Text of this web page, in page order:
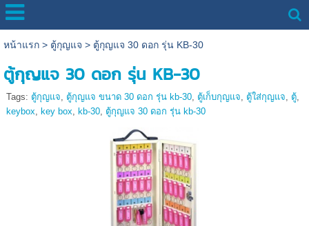
หน้าแรก> ตู้กุญแจ > ตู้กุญแจ 30 ดอก รุ่น KB-30
ตู้กุญแจ 30 ดอก รุ่น KB-30
Tags: ตู้กุญแจ, ตู้กุญแจ ขนาด 30 ดอก รุ่น kb-30, ตู้เก็บกุญแจ, ตู้ใส่กุญแจ, ตู้,
keybox, key box, kb-30, ตู้กุญแจ 30 ดอก รุ่น kb-30